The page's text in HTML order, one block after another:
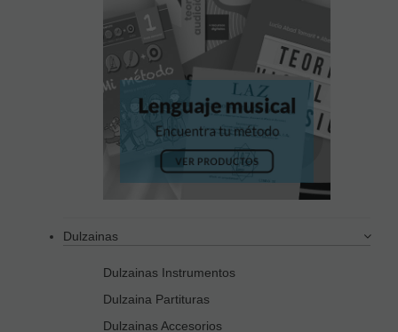
Dulzainas
Dulzainas Instrumentos
Dulzaina Partituras
Dulzainas Accesorios